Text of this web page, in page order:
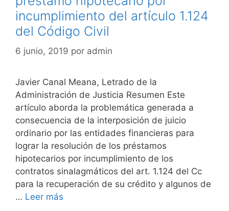
incumplimiento del artículo 1.124
del Código Civil
6 junio, 2019 por admin
Javier Canal Meana, Letrado de la
Administración de Justicia Resumen Este
artículo aborda la problemática generada a
consecuencia de la interposición de juicio
ordinario por las entidades financieras para
lograr la resolución de los préstamos
hipotecarios por incumplimiento de los
contratos sinalagmáticos del art. 1.124 del Cc
para la recuperación de su crédito y algunos de
… Leer más